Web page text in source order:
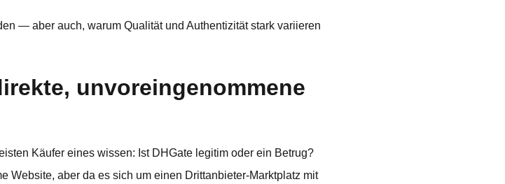
— aber auch, warum Qualität und Authentizität stark variieren
unvoreingenommene
Käufer eines wissen: Ist DHGate legitim oder ein Betrug?
Website, aber da es sich um einen Drittanbieter-Marktplatz mit